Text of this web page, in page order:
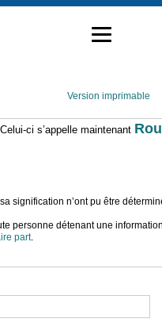
Version imprimable
ci s’appelle maintenant
signification n’ont pu être
personne détenant une
part.